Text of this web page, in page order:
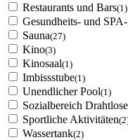
Restaurants und Bars(1)
Gesundheits- und
Sauna(27)
Kino(3)
Kinosaal(1)
Imbissstube(1)
Unendlicher Pool(1)
Sozialbereich
Sportliche Aktivitäten
Wassertank(2)